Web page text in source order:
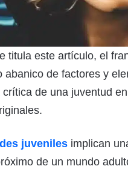
titula este artículo, el
abanico de factores y
de una juventud
juveniles implican
de un mundo